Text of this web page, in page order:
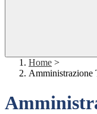
Home >
Amministrazione